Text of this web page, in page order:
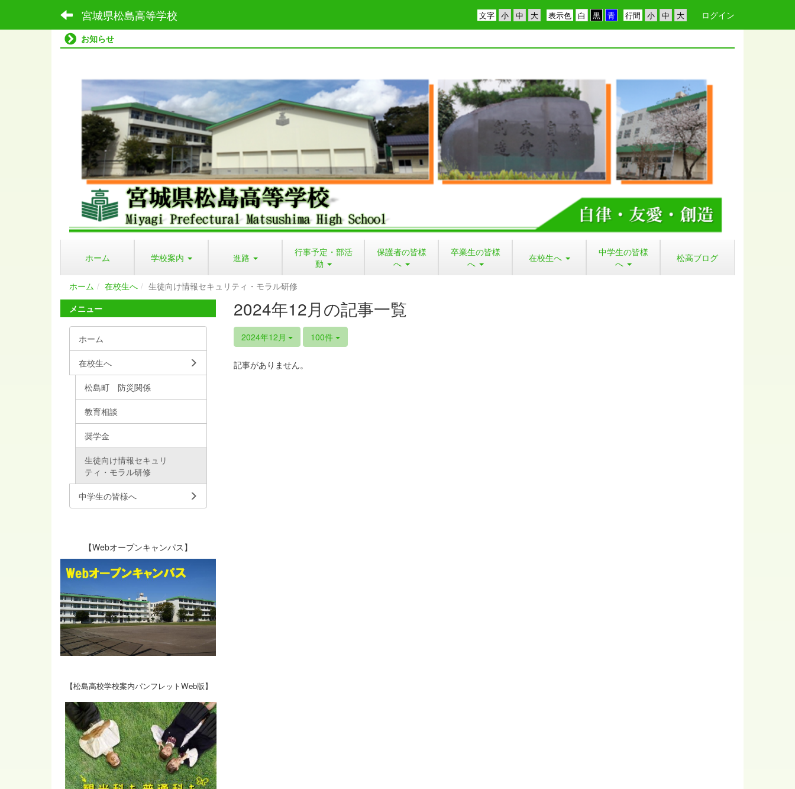
宮城県松島高等学校 行間
表示色
文字
ログイン
お知らせ
ホーム 学校案内 進路
行事予定・部活
動
保護者の皆様
へ
卒業生の皆様
へ
在校生へ
中学生の皆様
へ
松高ブログ
ホーム 在校生へ 生徒向け情報セキュリティ・モラル研修
2024年12月の記事一覧
2024年12月 100件
記事がありません。
メニュー
ホーム
在校生へ
松島町 防災関係
教育相談
奨学金
生徒向け情報セキュリ
ティ・モラル研修
中学生の皆様へ
【Webオープンキャンパス】
【松島高校学校案内パンフレットWeb版】